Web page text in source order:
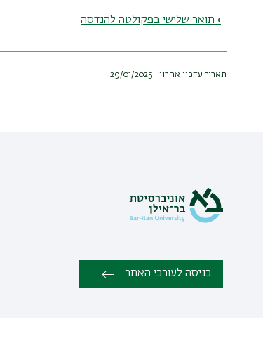
links
for
הפקולטה
למשפטים
› תואר שלישי בפקולטה להנדסה
תאריך עדכון אחרון : 29/01/2025
כניסה לעורכי האתר